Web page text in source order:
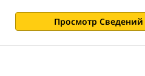
Просмотр Сведений